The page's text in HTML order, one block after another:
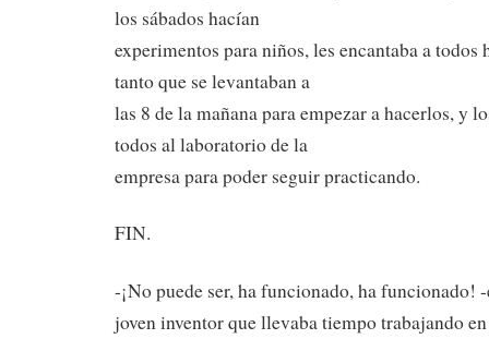
los sábados hacían
experimentos para niños, les encantaba a todos
tanto que se levantaban a
las 8 de la mañana para empezar a hacerlos, y
todos al laboratorio de la
empresa para poder seguir practicando.
FIN.
-¡No puede ser, ha funcionado, ha funcionado!
joven inventor que llevaba tiempo trabajando